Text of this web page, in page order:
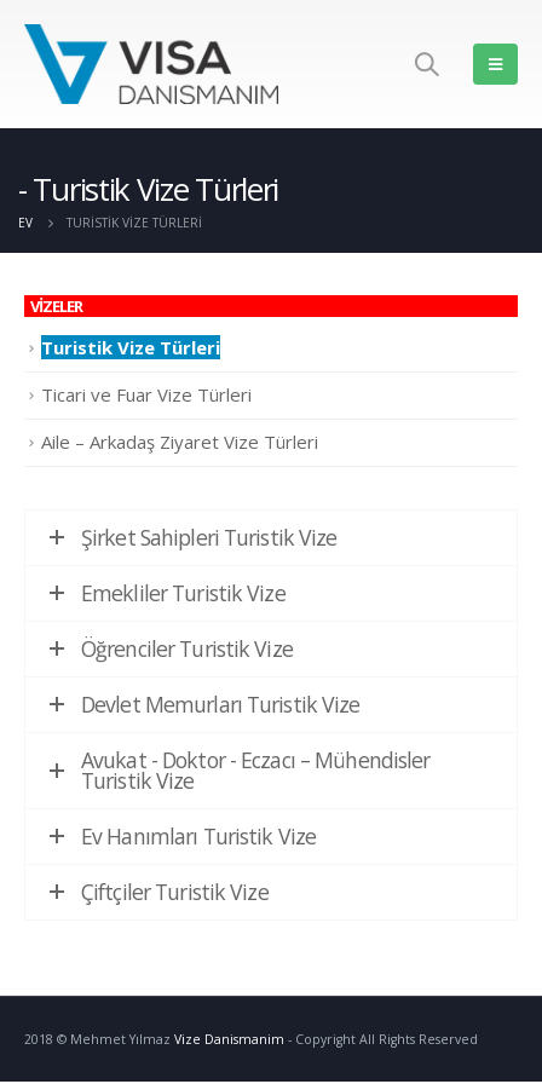
Turistik Vize Türleri
EV TURISTIK VIZE TÜRLERI
VİZELER
Turistik Vize Türleri
Ticari ve Fuar Vize Türleri
Aile – Arkadaş Ziyaret Vize Türleri
Şirket Sahipleri Turistik Vize
Emekliler Turistik Vize
Öğrenciler Turistik Vize
Devlet Memurları Turistik Vize
Avukat - Doktor - Eczacı – Mühendisler
Turistik Vize
Ev Hanımları Turistik Vize
Çiftçiler Turistik Vize
2018 © Mehmet Yılmaz Vize Danismanim - Copyright All Rights Reserved